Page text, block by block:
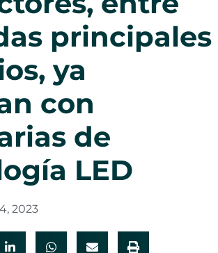
principales
ya
con
de
LED
2023